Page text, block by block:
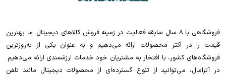
فروشگاهی با 8 سال سابقه فعالیت در زمینه فروش کالاهای دیجیتال. ما بهترین
قیمت را در اکثر محصولات ارائه می‌دهیم و به عنوان یکی از به‌روزترین
فروشگاه‌های کشور، با افتخار به مشتریان خود خدمات ارزشمندی ارائه می‌دهیم.
در آترامال، می‌توانید از تنوع گسترده‌ای از محصولات دیجیتال مانند تلفن